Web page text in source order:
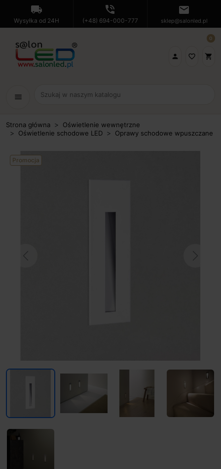
local_shipping
Wysyłka od 24H
phone_in_talk
(+48) 694-000-777
mail
sklep@salonled.pl
 favorite_border shopping_cart
0
menu
Strona główna
Oświetlenie wewnętrzne
Oświetlenie schodowe LED
Oprawy schodowe wpuszczane
Promocja